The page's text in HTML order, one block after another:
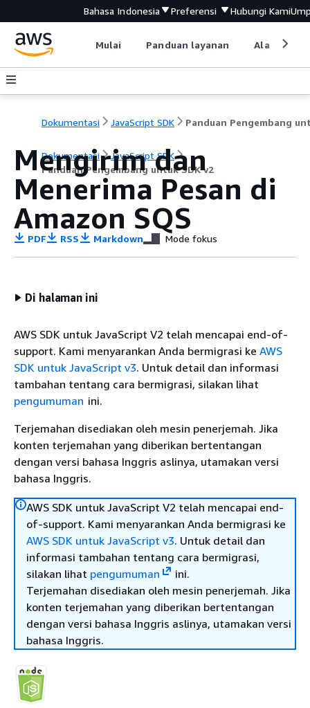
Bahasa Indonesia Preferensi Hubungi Kami
Mulai Panduan layanan Alat
Dokumentasi JavaScript SDK
Dokumentasi
JavaScript SDK
Panduan Pengembang untuk SDK v2
Mengirim dan
Menerima Pesan di
Amazon SQS
PDF RSS Markdown Mode fokus
Di halaman ini
AWS SDK untuk JavaScript V2 telah mencapai end-of-
support. Kami menyarankan Anda bermigrasi ke AWS
SDK untuk JavaScript v3. Untuk detail dan informasi
tambahan tentang cara bermigrasi, silakan lihat
pengumuman ini.
Terjemahan disediakan oleh mesin penerjemah. Jika
konten terjemahan yang diberikan bertentangan
dengan versi bahasa Inggris aslinya, utamakan versi
bahasa Inggris.
AWS SDK untuk JavaScript V2 telah mencapai end-
of-support. Kami menyarankan Anda bermigrasi ke
AWS SDK untuk JavaScript v3. Untuk detail dan
informasi tambahan tentang cara bermigrasi,
silakan lihat pengumuman
ini.
Terjemahan disediakan oleh mesin penerjemah. Jika
konten terjemahan yang diberikan bertentangan
dengan versi bahasa Inggris aslinya, utamakan versi
bahasa Inggris.